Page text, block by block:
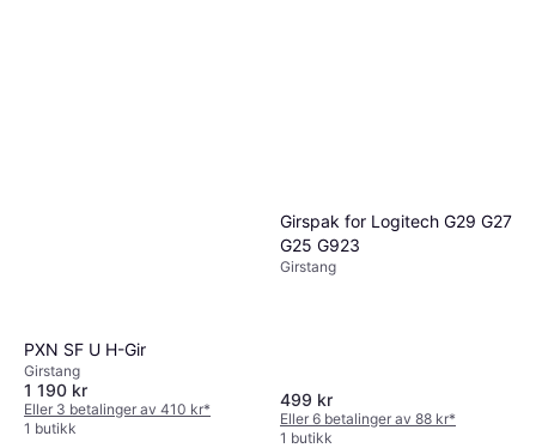
PXN SF U H-Gir
Girstang
1 190 kr
Eller 3 betalinger av 410 kr*
1 butikk
Girspak for Logitech G29 G27
G25 G923
Girstang
499 kr
Eller 6 betalinger av 88 kr*
1 butikk